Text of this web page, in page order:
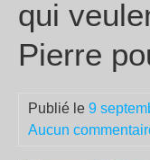
qui
Pierre
Publié le 9
Aucun